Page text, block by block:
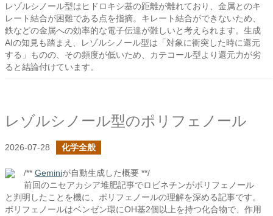
レゾルシノール型はヒドロキシ基の距離が離れており、金属とのキ
レート結合が困難である点を指摘。キレート結合ができないため、
鉄などの金属への効率的な電子伝達が難しいと考えられます。生成
AIの知見も踏まえ、レゾルシノール型は「対象に衝突した時に還元
する」ものの、その頻度が低いため、カテコール型より還元力が劣
ると結論付けています。
レゾルシノール型のポリフェノール
2026-07-28 化学全般
/** Geminiが自動生成した概要 **/
前回のニセアカシア堆肥記事でロビネチンがポリフェノール
と判明したことを機に、ポリフェノールの理解を深める記事です。
ポリフェノールはベンゼン環にOH基2個以上を持つ化合物で、作用